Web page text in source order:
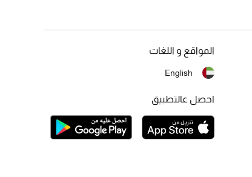
المواقع و اللغات
English
احصل عالتطبيق